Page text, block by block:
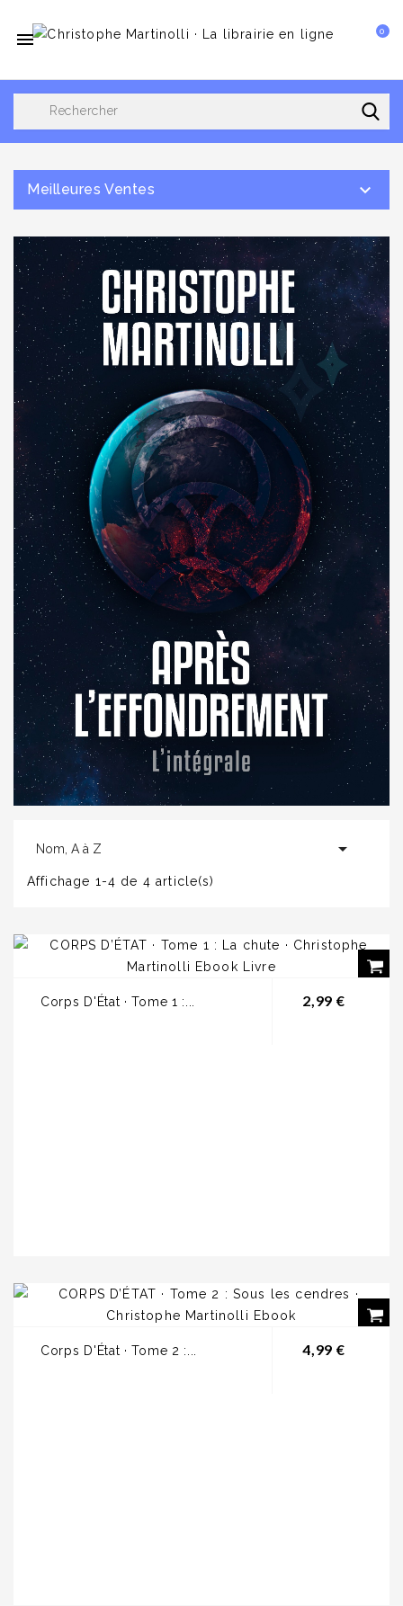
 0
Meilleures Ventes 
Nom, A à Z 
Affichage 1-4 de 4 article(s)
Corps D'État · Tome 1 :... 2,99 €Prix
Corps D'État · Tome 2 :... 4,99 €Prix